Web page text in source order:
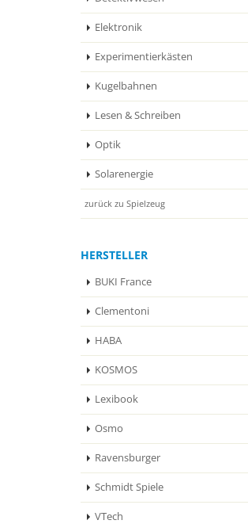
Elektronik
Experimentierkästen
Kugelbahnen
Lesen & Schreiben
Optik
Solarenergie
zurück zu Spielzeug
HERSTELLER
BUKI France
Clementoni
HABA
KOSMOS
Lexibook
Osmo
Ravensburger
Schmidt Spiele
VTech